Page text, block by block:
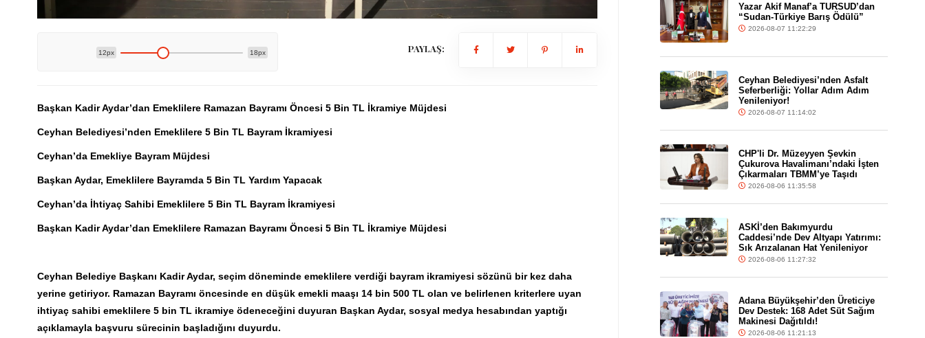
12px 18px PAYLAŞ:
Başkan Kadir Aydar’dan Emeklilere Ramazan Bayramı Öncesi 5 Bin TL İkramiye Müjdesi
Ceyhan Belediyesi’nden Emeklilere 5 Bin TL Bayram İkramiyesi
Ceyhan’da Emekliye Bayram Müjdesi
Başkan Aydar, Emeklilere Bayramda 5 Bin TL Yardım Yapacak
Ceyhan’da İhtiyaç Sahibi Emeklilere 5 Bin TL Bayram İkramiyesi
Başkan Kadir Aydar’dan Emeklilere Ramazan Bayramı Öncesi 5 Bin TL İkramiye Müjdesi
Ceyhan Belediye Başkanı Kadir Aydar, seçim döneminde emeklilere verdiği bayram ikramiyesi sözünü bir kez daha
yerine getiriyor. Ramazan Bayramı öncesinde en düşük emekli maaşı 14 bin 500 TL olan ve belirlenen kriterlere uyan
ihtiyaç sahibi emeklilere 5 bin TL ikramiye ödeneceğini duyuran Başkan Aydar, sosyal medya hesabından yaptığı
açıklamayla başvuru sürecinin başladığını duyurdu.
Yazar Akif Manaf’a TURSUD’dan
“Sudan-Türkiye Barış Ödülü”
2026-08-07 11:22:29
Ceyhan Belediyesi’nden Asfalt
Seferberliği: Yollar Adım Adım
Yenileniyor!
2026-08-07 11:14:02
CHP'li Dr. Müzeyyen Şevkin
Çukurova Havalimanı’ndaki İşten
Çıkarmaları TBMM’ye Taşıdı
2026-08-06 11:35:58
ASKİ’den Bakımyurdu
Caddesi’nde Dev Altyapı Yatırımı:
Sık Arızalanan Hat Yenileniyor
2026-08-06 11:27:32
Adana Büyükşehir’den Üreticiye
Dev Destek: 168 Adet Süt Sağım
Makinesi Dağıtıldı!
2026-08-06 11:21:13